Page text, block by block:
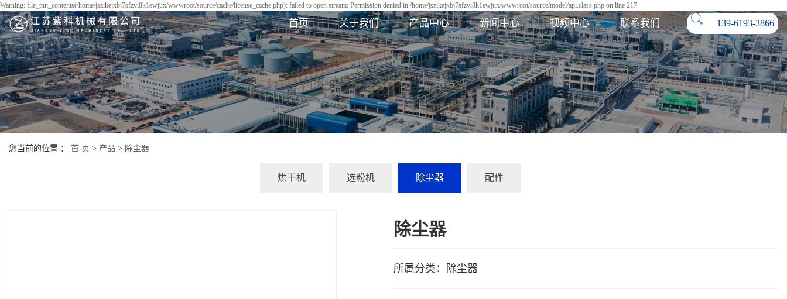
Warning: file_put_contents(/home/jszikejxbj7sfzvi8k1ewjux/wwwroot/source/cache/license_cache.php): failed to open stream: Permission denied in /home/jszikejxbj7sfzvi8k1ewjux/wwwroot/source/model/api.class.php on line 217
首页 关于我们 产品中心 新闻中心 视频中心 联系我们 139-6193-3866
您当前的位置 ： 首 页 > 产品 > 除尘器
烘干机 选粉机 除尘器 配件
除尘器
所属分类： 除尘器